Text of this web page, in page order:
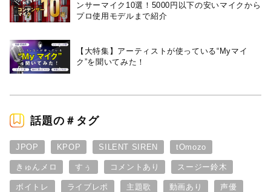
ンサーマイク10選！5000円以下の安いマイクから
プロ使用モデルまで紹介
【大特集】アーティストが使っている“Myマイ
ク”を聞いてみた！
話題の＃タグ
JPOP KPOP SILENT SIREN tOmozo
きゅんメロ すぅ コメントあり スージー鈴木
ボイトレ ライブレポ 主題歌 動画あり 声優